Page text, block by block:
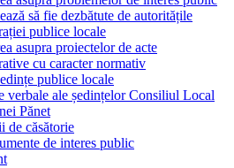
să fie dezbătute de autoritățile
publice locale
asupra proiectelor de acte
cu caracter normativ
publice locale
verbale ale ședințelor Consiliul Local
Pănet
de căsătorie
de interes public